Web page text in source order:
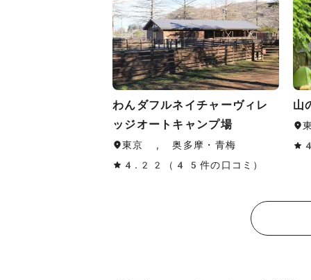
わんダフルネイチャーヴィレ
ッジオートキャンプ場
東京 , 奥多摩・青梅
4.22（45件の口コミ）
山